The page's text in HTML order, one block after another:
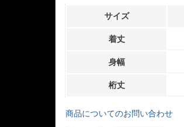
サイズ
着丈
身幅
桁丈
商品についてのお問い合わせ